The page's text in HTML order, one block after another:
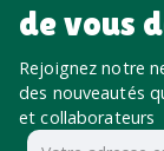
de vous
Rejoignez notre
des nouveautés
et collaborateurs